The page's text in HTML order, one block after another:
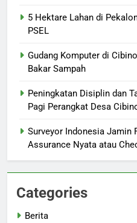
5 Hektare Lahan di
PSEL
Gudang Komputer di
Bakar Sampah
Peningkatan Disiplin dan
Pagi Perangkat Desa
Surveyor Indonesia Jamin
Assurance Nyata atau
Categories
Berita